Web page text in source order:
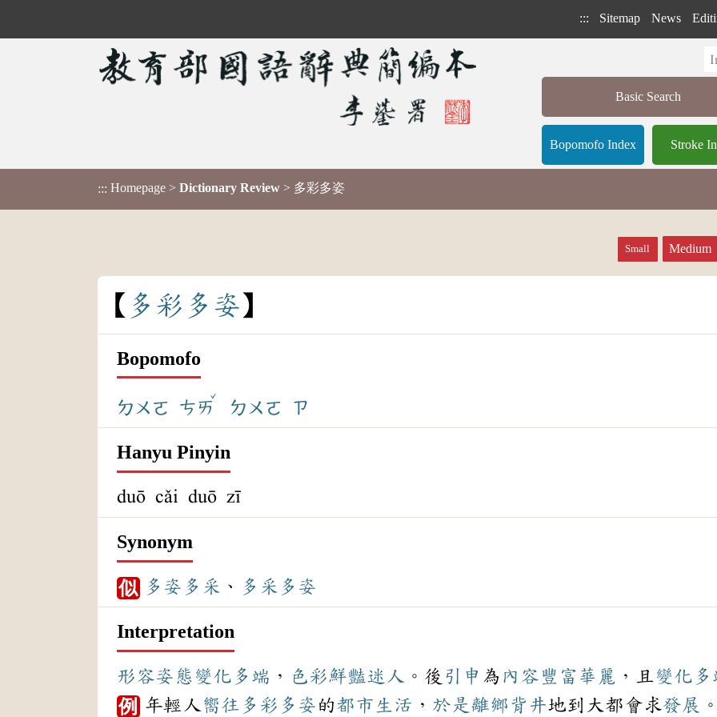
::: Sitemap News
Basic Search
Bopomofo Index Stroke
::: Homepage > Dictionary Review > 多彩多姿
Small Medium
多 彩 多 姿
Bopomofo
ㄉㄨㄛ ㄘㄞ
ˇ
ㄉㄨㄛ ㄗ
Hanyu Pinyin
duō cǎi duō zī
Synonym
似 多姿多采 、 多采多姿
Interpretation
形容姿態 變化多端 ， 色彩鮮豔迷人 。後 引申 為 內容 豐富 華麗 ，且變化多
例 年輕人嚮往 多彩多姿 的都市 生活 ， 於是 離鄉背井地到大都會求發展 。